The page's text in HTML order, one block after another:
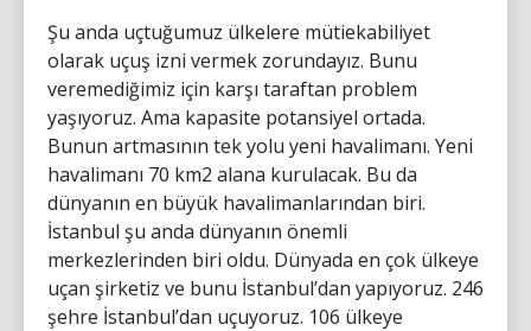
Şu anda uçtuğumuz ülkelere mütiekabiliyet
olarak uçuş izni vermek zorundayız. Bunu
veremediğimiz için karşı taraftan problem
yaşıyoruz. Ama kapasite potansiyel ortada.
Bunun artmasının tek yolu yeni havalimanı. Yeni
havalimanı 70 km2 alana kurulacak. Bu da
dünyanın en büyük havalimanlarından biri.
İstanbul şu anda dünyanın önemli
merkezlerinden biri oldu. Dünyada en çok ülkeye
uçan şirketiz ve bunu İstanbul’dan yapıyoruz. 246
şehre İstanbul’dan uçuyoruz. 106 ülkeye